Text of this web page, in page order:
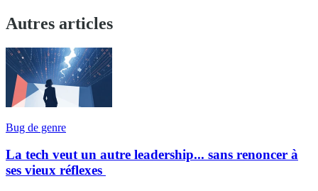
Autres articles
Bug de genre
La tech veut un autre leadership... sans renoncer à
ses vieux réflexes